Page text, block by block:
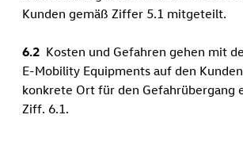
Kunden gemäß Ziffer 5.1 mitgeteilt.
6.2 Kosten und Gefahren gehen mit
E-Mobility Equipments auf den
konkrete Ort für den Gefahrübergang
Ziff. 6.1.